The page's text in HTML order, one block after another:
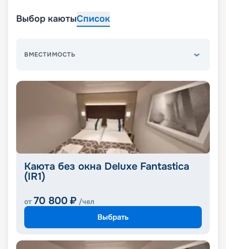
Выбор каютыСписок
ВМЕСТИМОСТЬ
Каюта без окна Deluxe Fantastica
(IR1)
от 70 800 ₽ /чел
Выбрать